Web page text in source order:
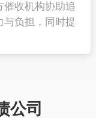
催收机构协助追
与负担，同时提
公司